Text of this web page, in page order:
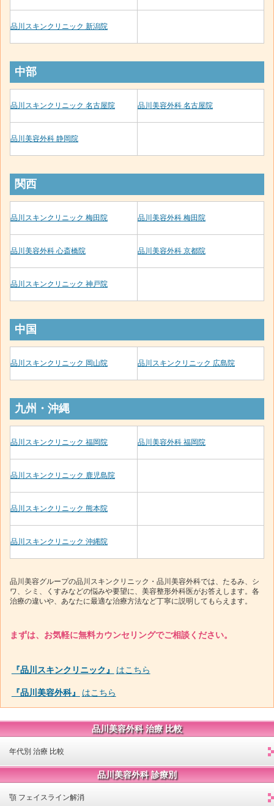
品川スキンクリニック 新潟院
中部
品川スキンクリニック 名古屋院 品川美容外科 名古屋院
品川美容外科 静岡院
関西
品川スキンクリニック 梅田院 品川美容外科 梅田院
品川美容外科 心斎橋院 品川美容外科 京都院
品川スキンクリニック 神戸院
中国
品川スキンクリニック 岡山院 品川スキンクリニック 広島院
九州・沖縄
品川スキンクリニック 福岡院 品川美容外科 福岡院
品川スキンクリニック 鹿児島院
品川スキンクリニック 熊本院
品川スキンクリニック 沖縄院
品川美容グループの品川スキンクリニック・品川美容外科では、たるみ、シ
ワ、シミ、くすみなどの悩みや要望に、美容整形外科医がお答えします。各
治療の違いや、あなたに最適な治療方法など丁寧に説明してもらえます。
まずは、お気軽に無料カウンセリングでご相談ください。
『品川スキンクリニック』 はこちら
『品川美容外科』 はこちら
品川美容外科 治療 比較
年代別 治療 比較
品川美容外科 診療別
顎 フェイスライン解消